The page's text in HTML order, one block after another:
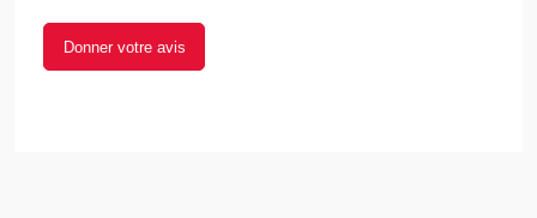
Donner votre avis